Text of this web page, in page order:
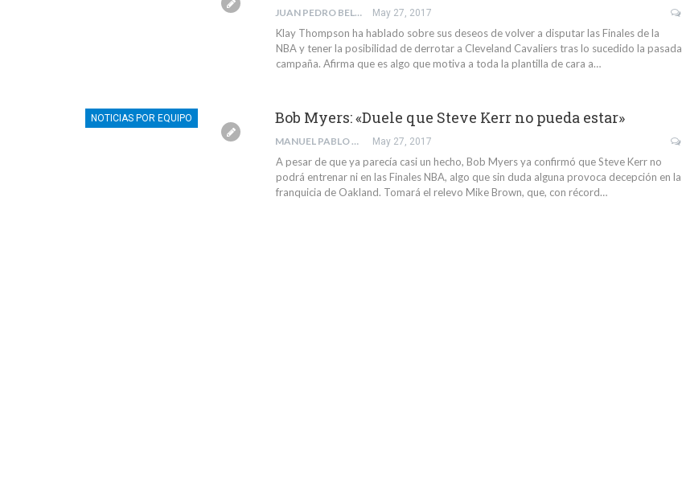
JUAN PEDRO BELMONTE GARCÍA May 27, 2017
Klay Thompson ha hablado sobre sus deseos de volver a disputar las Finales de la
NBA y tener la posibilidad de derrotar a Cleveland Cavaliers tras lo sucedido la pasada
campaña. Afirma que es algo que motiva a toda la plantilla de cara a…
NOTICIAS POR EQUIPO Bob Myers: «Duele que Steve Kerr no pueda estar»
MANUEL PABLO VERDUGO PUJOL May 27, 2017
A pesar de que ya parecía casi un hecho, Bob Myers ya confirmó que Steve Kerr no
podrá entrenar ni en las Finales NBA, algo que sin duda alguna provoca decepción en la
franquicia de Oakland. Tomará el relevo Mike Brown, que, con récord…